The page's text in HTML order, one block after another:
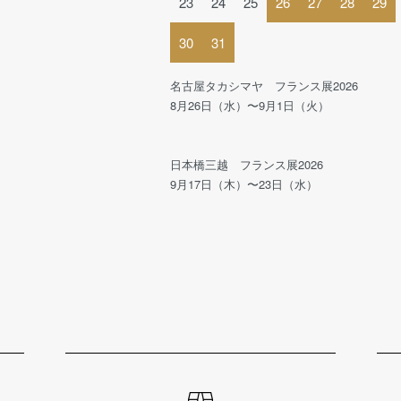
30 31
名古屋タカシマヤ フランス展2026
8月26日（水）〜9月1日（火）
日本橋三越 フランス展2026
9月17日（木）〜23日（水）